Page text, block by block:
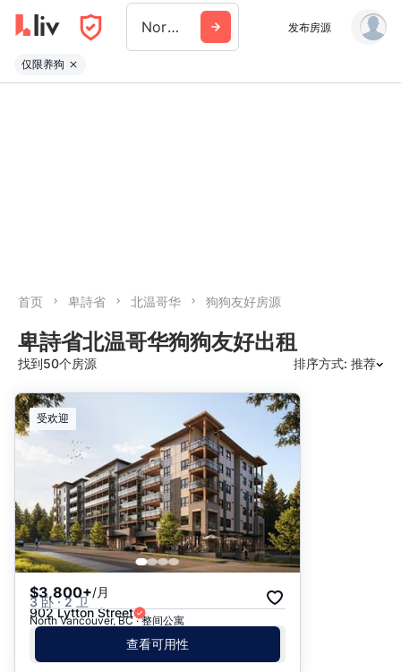
North Vancouver 发布房源
仅限养狗
首页 卑詩省 北温哥华 狗狗友好房源
卑詩省北温哥华狗狗友好出租
找到50个房源 排序方式: 推荐
推荐
日期: 最新日期在前
日期: 过往日期在前
价格 - $$$ 到 $
价格 - $ 到 $$$
受欢迎
$3,800+/月
3 卧 · 2 卫
902 Lytton Street
North Vancouver, BC · 整间公寓
查看可用性